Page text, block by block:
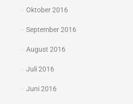
Oktober 2016
September 2016
August 2016
Juli 2016
Juni 2016